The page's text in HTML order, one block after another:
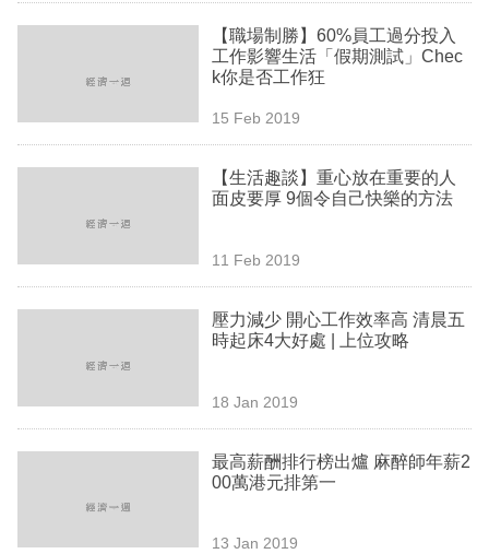
欄
區
【職場制勝】60%員工過分投入
工作影響生活「假期測試」Chec
k你是否工作狂
15 Feb 2019
【生活趣談】重心放在重要的人
面皮要厚 9個令自己快樂的方法
11 Feb 2019
壓力減少 開心工作效率高 清晨五
時起床4大好處 | 上位攻略
18 Jan 2019
最高薪酬排行榜出爐 麻醉師年薪2
00萬港元排第一
13 Jan 2019